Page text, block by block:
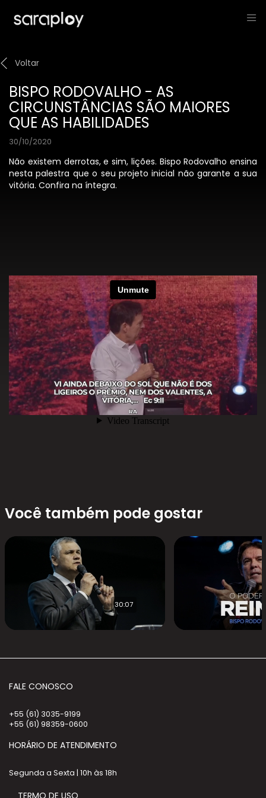
Voltar
BISPO RODOVALHO - AS
CIRCUNSTÂNCIAS SÃO MAIORES
QUE AS HABILIDADES
30/10/2020
Não existem derrotas, e sim, lições. Bispo Rodovalho ensina
nesta palestra que o seu projeto inicial não garante a sua
vitória. Confira na íntegra.
Você também pode gostar
30:07
FALE CONOSCO
+55 (61) 3035-9199
+55 (61) 98359-0600
HORÁRIO DE ATENDIMENTO
Segunda a Sexta | 10h às 18h
TERMO DE USO